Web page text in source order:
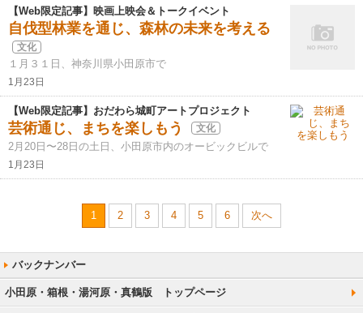
【Web限定記事】映画上映会＆トークイベント
自伐型林業を通じ、森林の未来を考える
文化
１月３１日、神奈川県小田原市で
1月23日
【Web限定記事】おだわら城町アートプロジェクト
芸術通じ、まちを楽しもう 文化
2月20日〜28日の土日、小田原市内のオービックビルで
1月23日
1 2 3 4 5 6 次へ
小田原・箱根・湯河原・真鶴版 トップページ